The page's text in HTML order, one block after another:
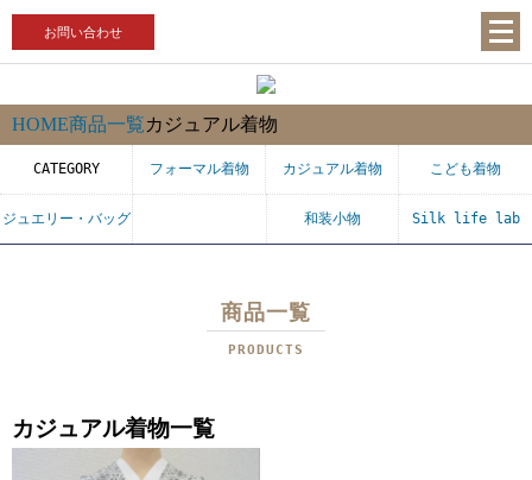
お問い合わせ
HOME商品一覧カジュアル着物
CATEGORY フォーマル着物 カジュアル着物 こども着物
ジュエリー・バッグ 和装小物 Silk life lab
商品一覧
PRODUCTS
カジュアル着物一覧